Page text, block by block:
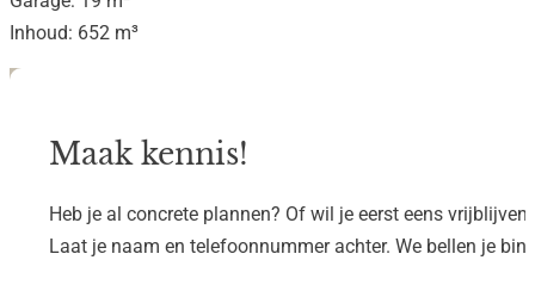
Inhoud: 652 m³
Maak kennis!
Heb je al concrete plannen? Of wil je eerst eens
Laat je naam en telefoonnummer achter. We bellen je